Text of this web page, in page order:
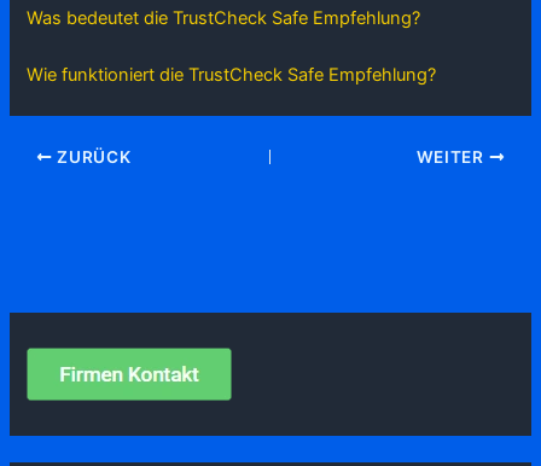
Was bedeutet die TrustCheck Safe Empfehlung?
Wie funktioniert die TrustCheck Safe Empfehlung?
ZURÜCK WEITER